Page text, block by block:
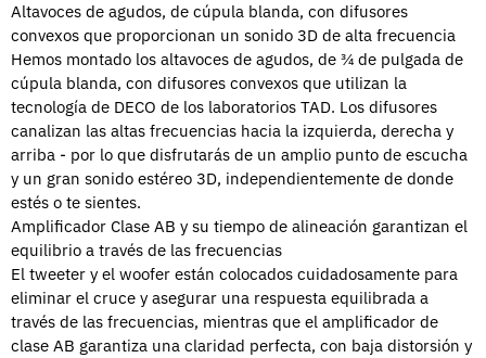
Altavoces de agudos, de cúpula blanda, con difusores
convexos que proporcionan un sonido 3D de alta frecuencia
Hemos montado los altavoces de agudos, de ¾ de pulgada de
cúpula blanda, con difusores convexos que utilizan la
tecnología de DECO de los laboratorios TAD. Los difusores
canalizan las altas frecuencias hacia la izquierda, derecha y
arriba - por lo que disfrutarás de un amplio punto de escucha
y un gran sonido estéreo 3D, independientemente de donde
estés o te sientes.
Amplificador Clase AB y su tiempo de alineación garantizan el
equilibrio a través de las frecuencias
El tweeter y el woofer están colocados cuidadosamente para
eliminar el cruce y asegurar una respuesta equilibrada a
través de las frecuencias, mientras que el amplificador de
clase AB garantiza una claridad perfecta, con baja distorsión y